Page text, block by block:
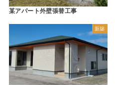
某アパート外壁張替工事
新築